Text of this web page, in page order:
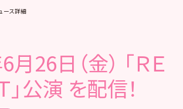
ース詳細
26日（金） 「ＲＥ
」公演 を配信！